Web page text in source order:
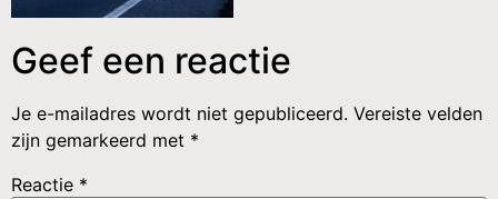
Geef een reactie
Je e-mailadres wordt niet gepubliceerd. Vereiste velden
zijn gemarkeerd met *
Reactie *